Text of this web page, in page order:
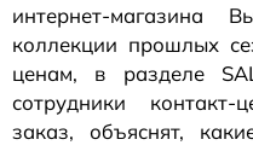
интернет-магазина Вы
коллекции прошлых
ценам, в разделе
сотрудники контакт-
заказ, объяснят,